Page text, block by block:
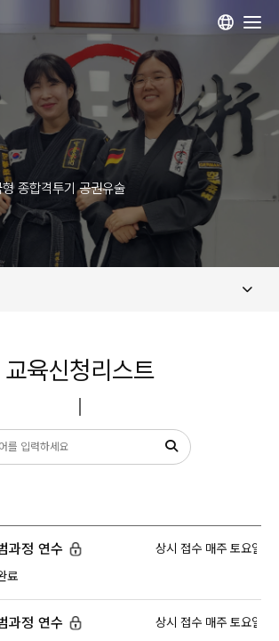
종합격투기 공권유술
교육신청리스트
교육신청리스트
과정 연수
상시 접수 매주 토요일 5
료
과정 연수
상시 접수 매주 토요일 5